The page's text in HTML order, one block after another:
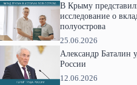
В Крыму
исследование о
полуострова
25.06.2026
Александр Баталин
России
12.06.2026